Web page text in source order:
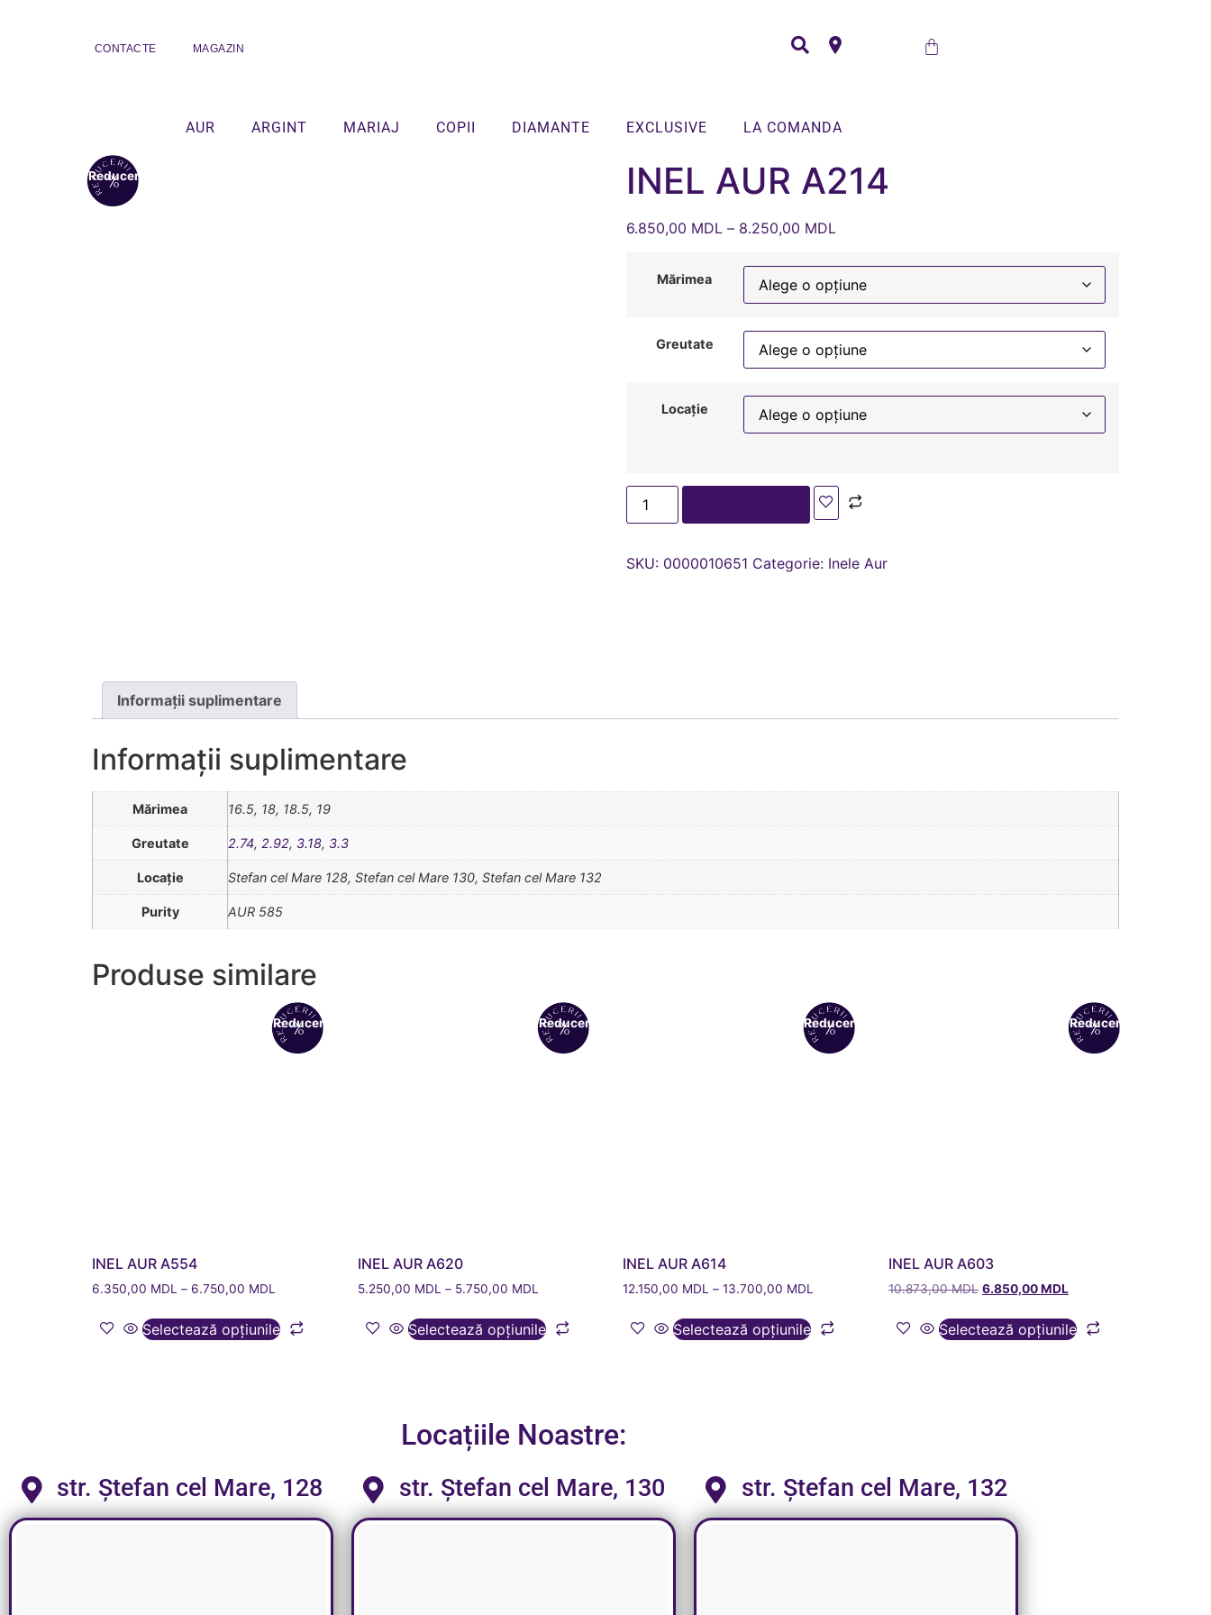
CONTACTE MAGAZIN
AUR ARGINT MARIAJ COPII DIAMANTE EXCLUSIVE LA COMANDA
Reduceri! INEL AUR A214
6.850,00 MDL – 8.250,00 MDL
Mărimea
Greutate
Locație
SKU: 0000010651 Categorie: Inele Aur
Informații suplimentare
Informații suplimentare
Mărimea 16.5, 18, 18.5, 19
Greutate 2.74, 2.92, 3.18, 3.3
Locație Stefan cel Mare 128, Stefan cel Mare 130, Stefan cel Mare 132
Purity AUR 585
Produse similare
Reduceri!
INEL AUR A554
6.350,00 MDL – 6.750,00 MDL
Selectează opțiunile
Reduceri!
INEL AUR A620
5.250,00 MDL – 5.750,00 MDL
Selectează opțiunile
Reduceri!
INEL AUR A614
12.150,00 MDL – 13.700,00 MDL
Selectează opțiunile
Reduceri!
INEL AUR A603
10.873,00MDL 6.850,00MDL
Selectează opțiunile
Locațiile Noastre:
str. Ștefan cel Mare, 128 str. Ștefan cel Mare, 130 str. Ștefan cel Mare, 132